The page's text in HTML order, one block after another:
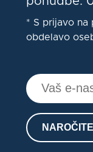
* S prijavo na
obdelavo